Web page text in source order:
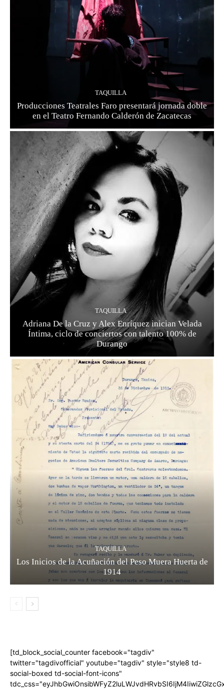
TAQUILLA
Producciones Teatrales Faro presentará jornada doble
en el Teatro Fernando Calderón de Zacatecas
TAQUILLA
Adriana De la Cruz y Alex Enríquez inician Velada
Íntima, ciclo de conciertos con talento 100% de
Durango
TAQUILLA
Los Inicios de la Acuñación del Peso Muera Huerta de
1914
[td_block_social_counter facebook="tagdiv"
twitter="tagdivofficial" youtube="tagdiv" style="style8 td-
social-boxed td-social-font-icons"